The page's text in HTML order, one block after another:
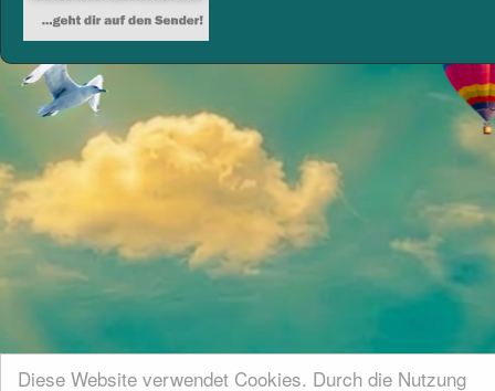
Diese Website verwendet Cookies. Durch die Nutzung